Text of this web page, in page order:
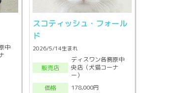
中
スコティッシュ・フォール
ド
2026/5/14生まれ
販売店
ディスワン各務原中
央店（犬猫コーナ
ー）
価格
178,000円